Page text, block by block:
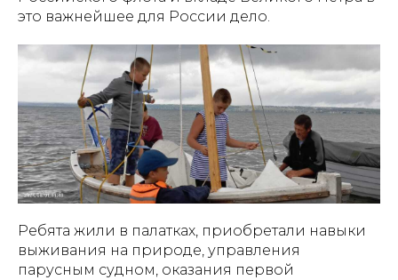
это важнейшее для России дело.
Ребята жили в палатках, приобретали навыки
выживания на природе, управления
парусным судном, оказания первой